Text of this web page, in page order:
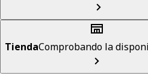
TiendaComprobando la